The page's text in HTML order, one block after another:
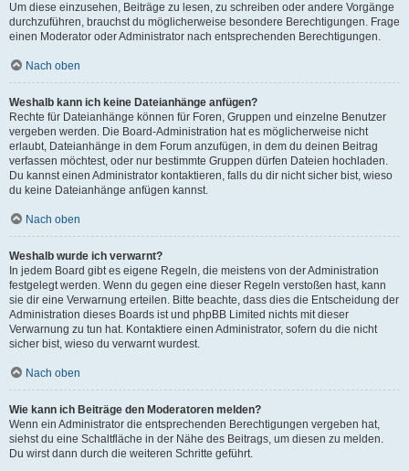
Um diese einzusehen, Beiträge zu lesen, zu schreiben oder andere Vorgänge
durchzuführen, brauchst du möglicherweise besondere Berechtigungen. Frage
einen Moderator oder Administrator nach entsprechenden Berechtigungen.
Nach oben
Weshalb kann ich keine Dateianhänge anfügen?
Rechte für Dateianhänge können für Foren, Gruppen und einzelne Benutzer
vergeben werden. Die Board-Administration hat es möglicherweise nicht
erlaubt, Dateianhänge in dem Forum anzufügen, in dem du deinen Beitrag
verfassen möchtest, oder nur bestimmte Gruppen dürfen Dateien hochladen.
Du kannst einen Administrator kontaktieren, falls du dir nicht sicher bist, wieso
du keine Dateianhänge anfügen kannst.
Nach oben
Weshalb wurde ich verwarnt?
In jedem Board gibt es eigene Regeln, die meistens von der Administration
festgelegt werden. Wenn du gegen eine dieser Regeln verstoßen hast, kann
sie dir eine Verwarnung erteilen. Bitte beachte, dass dies die Entscheidung der
Administration dieses Boards ist und phpBB Limited nichts mit dieser
Verwarnung zu tun hat. Kontaktiere einen Administrator, sofern du die nicht
sicher bist, wieso du verwarnt wurdest.
Nach oben
Wie kann ich Beiträge den Moderatoren melden?
Wenn ein Administrator die entsprechenden Berechtigungen vergeben hat,
siehst du eine Schaltfläche in der Nähe des Beitrags, um diesen zu melden.
Du wirst dann durch die weiteren Schritte geführt.